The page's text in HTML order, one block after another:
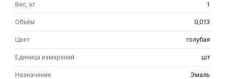
Вес, кг 1
Объём 0,013
Цвет голубая
Единица измерений шт
Назначение Эмаль